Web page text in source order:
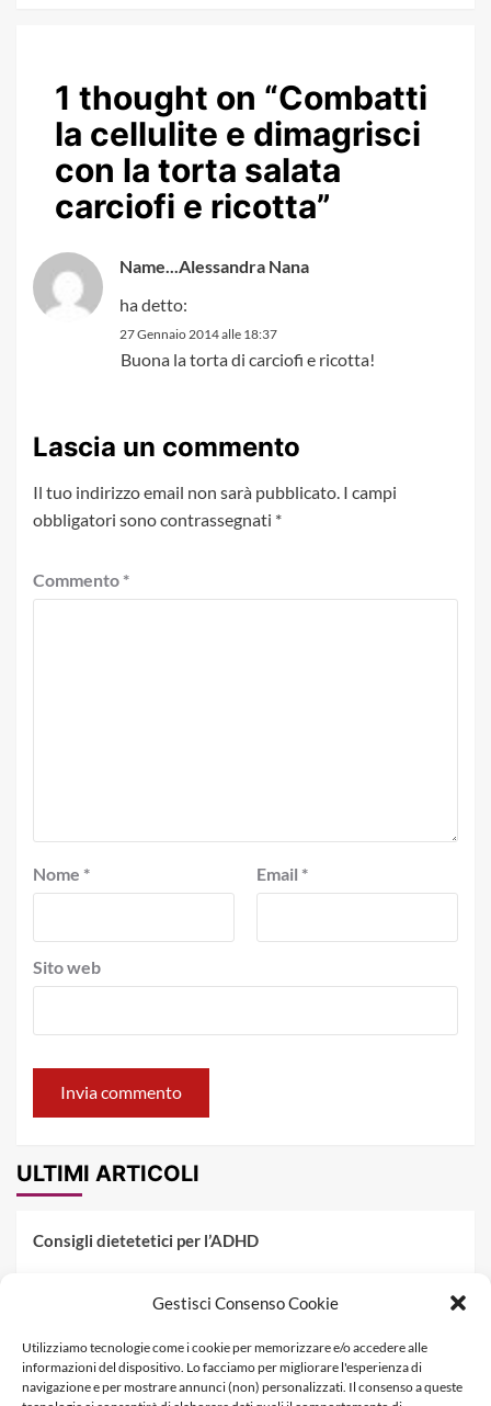
Gestisci Consenso Cookie
Utilizziamo tecnologie come i cookie per memorizzare e/o accedere alle
informazioni del dispositivo. Lo facciamo per migliorare l'esperienza di
navigazione e per mostrare annunci (non) personalizzati. Il consenso a queste
1 thought on “Combatti
la cellulite e dimagrisci
con la torta salata
carciofi e ricotta”
Name...Alessandra Nana
ha detto:
27 Gennaio 2014 alle 18:37
Buona la torta di carciofi e ricotta!
Lascia un commento
Il tuo indirizzo email non sarà pubblicato. I campi
obbligatori sono contrassegnati *
Commento *
Nome * Email *
Sito web
ULTIMI ARTICOLI
Consigli dietetetici per l’ADHD
Fenilchetonuria
Dieta militare: come funziona, opinioni e schema tipo per